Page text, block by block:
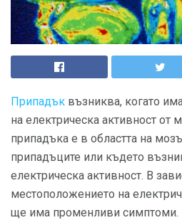
Припадък възниква, когато
на електрическа активност от
припадъка е в областта на
припадъците или където
електрическа активност. В
местоположението на
ще има променливи симптоми.